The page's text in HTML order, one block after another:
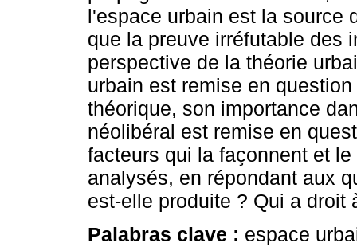
l'espace urbain est la source
que la preuve irréfutable des
perspective de la théorie
urbain est remise en
théorique, son importance
néolibéral est remise en
facteurs qui la façonnent et
analysés, en répondant aux
est-elle produite ? Qui a droit
Palabras clave : espace